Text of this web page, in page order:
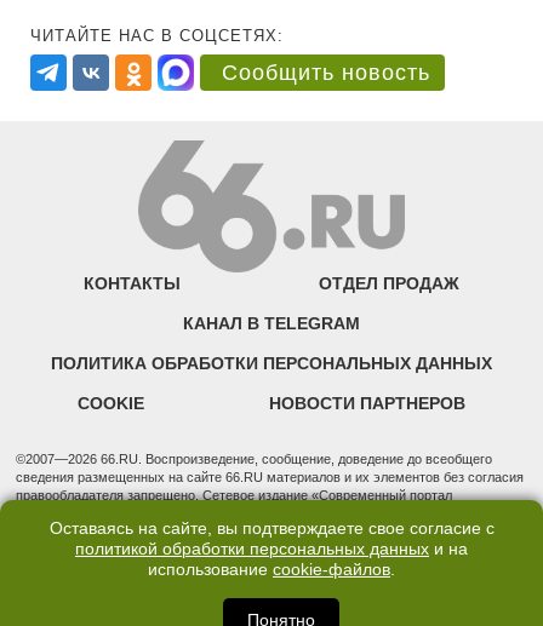
ЧИТАЙТЕ НАС В СОЦСЕТЯХ:
Сообщить новость
КОНТАКТЫ ОТДЕЛ ПРОДАЖ
КАНАЛ В TELEGRAM
ПОЛИТИКА ОБРАБОТКИ ПЕРСОНАЛЬНЫХ ДАННЫХ
COOKIE НОВОСТИ ПАРТНЕРОВ
©2007—2026 66.RU. Воспроизведение, сообщение, доведение до всеобщего
сведения размещенных на сайте 66.RU материалов и их элементов без согласия
правообладателя запрещено. Сетевое издание «Современный портал
надзору в сфере связи, информационных технологий и массовых коммуникаций
(Роскомнадзор). Регистрационный номер ЭЛ № ФС 77 - 76634 от 02.09.2019
Учредитель: Общество с ограниченной ответственностью "66.ру". Юридический
3, оф. 7015 Фактический адрес редакции и отдела продаж: 620014, Свердловская
обл., г. Екатеринбург, ул. Бориса Ельцина, д. 3, оф. 7015, +7 (343) 288-50-66
Оставаясь на сайте, вы подтверждаете свое согласие с
политикой обработки персональных данных и на
использование cookie-файлов.
Понятно